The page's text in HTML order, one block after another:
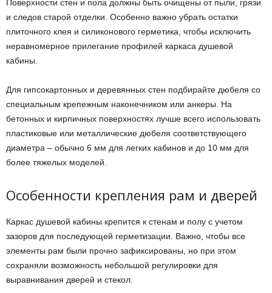
Поверхности стен и пола должны быть очищены от пыли, грязи
и следов старой отделки. Особенно важно убрать остатки
плиточного клея и силиконового герметика, чтобы исключить
неравномерное прилегание профилей каркаса душевой
кабины.
Для гипсокартонных и деревянных стен подбирайте дюбеля со
специальным крепежным наконечником или анкеры. На
бетонных и кирпичных поверхностях лучше всего использовать
пластиковые или металлические дюбеля соответствующего
диаметра – обычно 6 мм для легких кабинов и до 10 мм для
более тяжелых моделей.
Особенности крепления рам и дверей
Каркас душевой кабины крепится к стенам и полу с учетом
зазоров для последующей герметизации. Важно, чтобы все
элементы рам были прочно зафиксированы, но при этом
сохраняли возможность небольшой регулировки для
выравнивания дверей и стекол.